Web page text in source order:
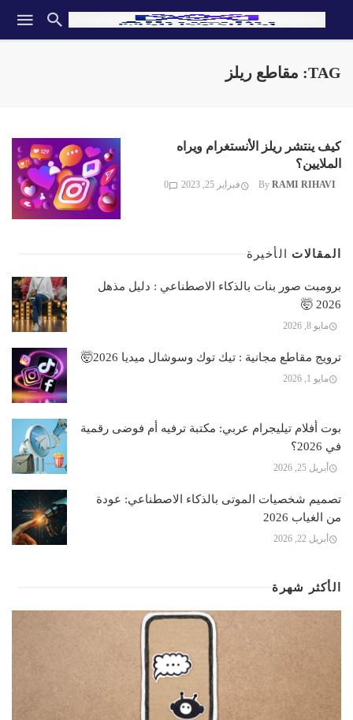
TAG: مقاطع ريلز
كيف ينتشر ريلز الأنستغرام ويراه
الملايين؟
By RAMI RIHAVI فبراير 25, 2023 0
المقالات الأخيرة
برومبت صور بنات بالذكاء الاصطناعي : دليل مذهل
2026 🤯
مايو 8, 2026
ترويج مقاطع مجانية : تيك توك وسوشال ميديا 2026🤯
مايو 1, 2026
بوت أفلام تيليجرام عربي: مكتبة ترفيه أم فوضى رقمية
في 2026؟
أبريل 25, 2026
تصميم شخصيات الموتى بالذكاء الاصطناعي: عودة
من الغياب 2026
أبريل 22, 2026
الأكثر شهرة